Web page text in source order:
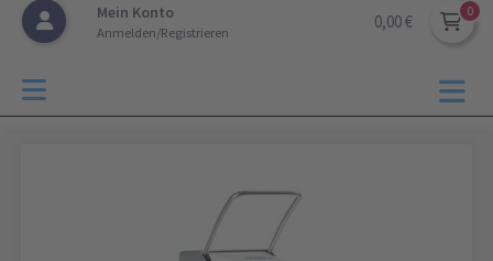
Mein Konto
Anmelden/Registrieren
0,00 €